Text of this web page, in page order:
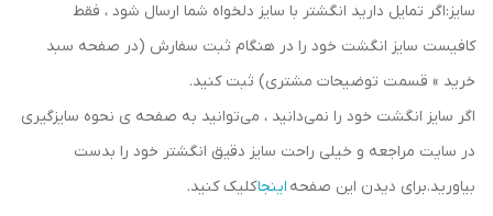
سایز:اگر تمایل دارید انگشتر با سایز دلخواه شما ارسال شود ، فقط
کافیست سایز انگشت خود را در هنگام ثبت سفارش (در صفحه سبد
خرید » قسمت توضیحات مشتری) ثبت کنید.
اگر سایز انگشت خود را نمی‌دانید ، می‌توانید به صفحه ی نحوه سایزگیری
در سایت مراجعه و خیلی راحت سایز دقیق انگشتر خود را بدست
بیاورید.برای دیدن این صفحه اینجاکلیک کنید.